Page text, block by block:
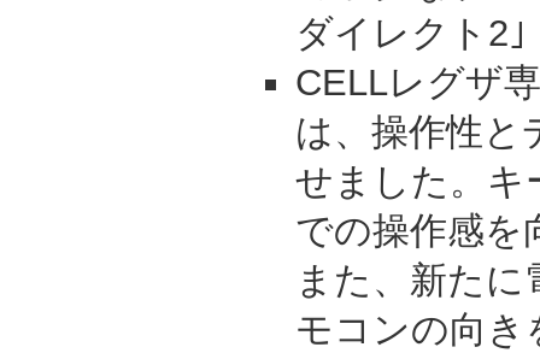
ダイレクト2｣
CELLレグザ
は、操作性と
せました。キ
での操作感を
また、新た
モコンの向